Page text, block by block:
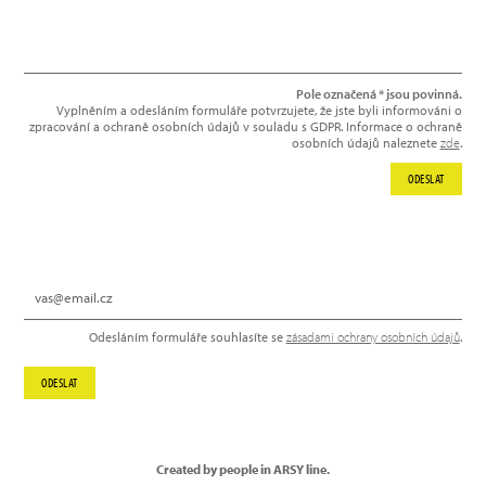
Odesláním formuláře souhlasíte se zásadami ochrany osobních údajů.
ODESLAT
Pole označená * jsou povinná.
Vyplněním a odesláním formuláře potvrzujete, že jste byli informováni o
zpracování a ochraně osobních údajů v souladu s GDPR. Informace o ochraně
osobních údajů naleznete zde.
ODESLAT
Created by people in ARSY line.